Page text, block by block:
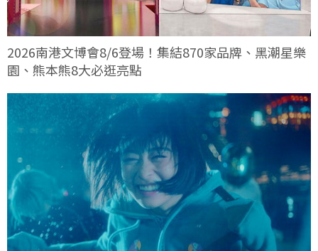
2026南港文博會8/6登場！集結870家品牌、黑潮星樂
園、熊本熊8大必逛亮點